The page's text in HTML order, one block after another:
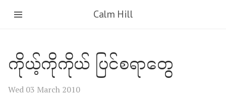
Calm Hill
ကိုယ့်ကိုကိုယ် ပြင်စရာတွေ
Wed 03 March 2010